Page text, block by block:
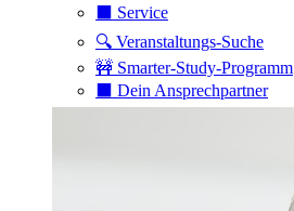
⬛️ Service
🔍 Veranstaltungs-Suche
🚧 Smarter-Study-Programm
⬛️ Dein Ansprechpartner